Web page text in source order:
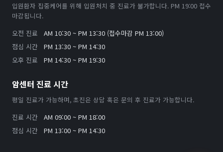
입원환자 집중케어를 위해 입원처치 중 진료가 불가합니다. PM 19:00 접수
마감됩니다.
오전 진료
AM 10:30 ~ PM 13:30 (접수마감 PM 13:00)
점심 시간
PM 13:30 ~ PM 14:30
오후 진료
PM 14:30 ~ PM 19:30
암센터 진료 시간
평일 진료가 가능하며, 초진은 상담 혹은 문의 후 진료가 가능합니다.
진료 시간
AM 09:00 ~ PM 18:00
점심 시간
PM 13:00 ~ PM 14:30